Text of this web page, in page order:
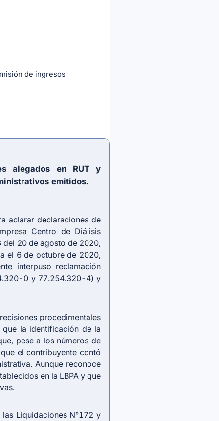
de ingresos
alegados en RUT y
emitidos.
aclarar declaraciones de
Centro de Diálisis
del 20 de agosto de 2020,
el 6 de octubre de 2020,
interpuso reclamación
0 y 77.254.320-4) y
procedimentales
que la identificación de la
pese a los números de
el contribuyente contó
Aunque reconoce
en la LBPA y que
Liquidaciones N°172 y